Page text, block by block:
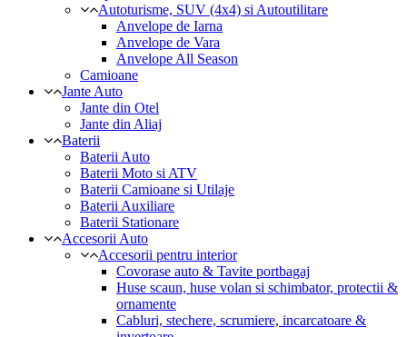
Autoturisme, SUV (4x4) si Autoutilitare
Anvelope de Iarna
Anvelope de Vara
Anvelope All Season
Camioane
Jante Auto
Jante din Otel
Jante din Aliaj
Baterii
Baterii Auto
Baterii Moto si ATV
Baterii Camioane si Utilaje
Baterii Auxiliare
Baterii Stationare
Accesorii Auto
Accesorii pentru interior
Covorase auto & Tavite portbagaj
Huse scaun, huse volan si schimbator, protectii &
ornamente
Cabluri, stechere, scrumiere, incarcatoare &